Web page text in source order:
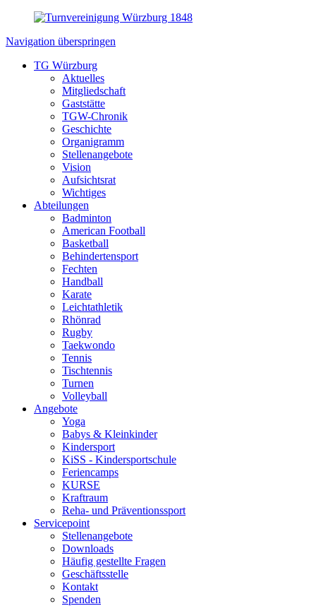
Navigation überspringen
TG Würzburg
Aktuelles
Mitgliedschaft
Gaststätte
TGW-Chronik
Geschichte
Organigramm
Stellenangebote
Vision
Aufsichtsrat
Wichtiges
Abteilungen
Badminton
American Football
Basketball
Behindertensport
Fechten
Handball
Karate
Leichtathletik
Rhönrad
Rugby
Taekwondo
Tennis
Tischtennis
Turnen
Volleyball
Angebote
Yoga
Babys & Kleinkinder
Kindersport
KiSS - Kindersportschule
Feriencamps
KURSE
Kraftraum
Reha- und Präventionssport
Servicepoint
Stellenangebote
Downloads
Häufig gestellte Fragen
Geschäftsstelle
Kontakt
Spenden